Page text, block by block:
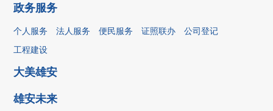
政务服务
个人服务 法人服务 便民服务 证照联办
公司登记
工程建设
大美雄安
雄安未来